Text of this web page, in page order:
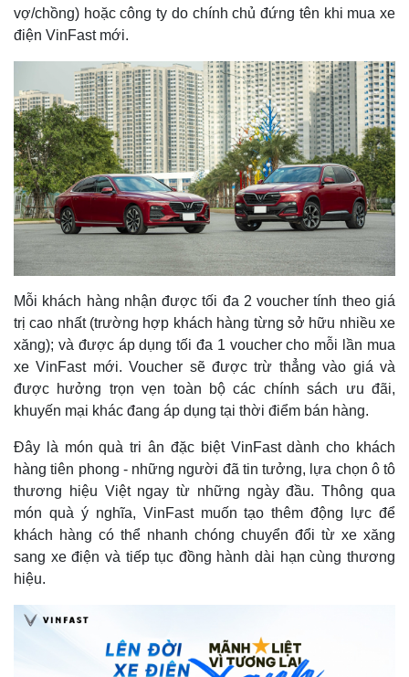
Thế giới
Quan sát
Cuộc sống đó đây
Hồ sơ
Multimedia
Video
Ảnh
E-Magazine
Infographic
vợ/chồng) hoặc công ty do chính chủ đứng tên khi mua xe
điện VinFast mới.
Mỗi khách hàng nhận được tối đa 2 voucher tính theo giá
trị cao nhất (trường hợp khách hàng từng sở hữu nhiều xe
xăng); và được áp dụng tối đa 1 voucher cho mỗi lần mua
xe VinFast mới. Voucher sẽ được trừ thẳng vào giá và
được hưởng trọn vẹn toàn bộ các chính sách ưu đãi,
khuyến mại khác đang áp dụng tại thời điểm bán hàng.
Đây là món quà tri ân đặc biệt VinFast dành cho khách
hàng tiên phong - những người đã tin tưởng, lựa chọn ô tô
thương hiệu Việt ngay từ những ngày đầu. Thông qua
món quà ý nghĩa, VinFast muốn tạo thêm động lực để
khách hàng có thể nhanh chóng chuyển đổi từ xe xăng
sang xe điện và tiếp tục đồng hành dài hạn cùng thương
hiệu.